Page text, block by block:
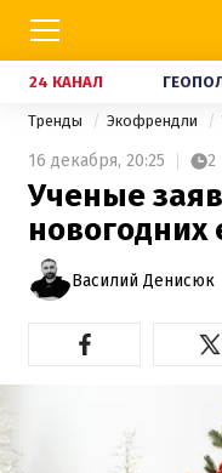
24 КАНАЛ
Тренды Экофрендли
16 декабря, 20:25 2
Ученые
новогодних
Василий Денисюк